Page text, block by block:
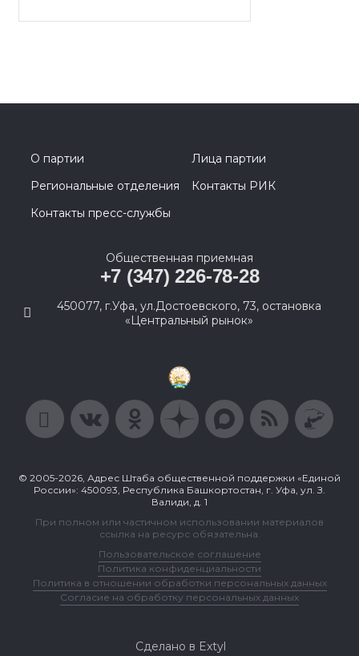
О партии
Лица партии
Региональные отделения
Контакты РИК
Контакты пресс-службы
Общественная приемная
+7 (347) 226-78-28
450077, г.Уфа, ул.Достоевского, 73, остановка
«Центральный рынок»
© 2005-2026, Адрес Штаба общественной поддержки «Единой
России»: 450093, Республика Башкортостан, г. Уфа, ул. З.
Валиди, д. 1
При полном или частичном использовании материалов
ссылка на ресурс обязательна.
Пользовательское соглашение
Политика конфиденциальности
Политика в отношении обработки персональных данных
Согласие на обработку персональных данных
Сделано в Extyl